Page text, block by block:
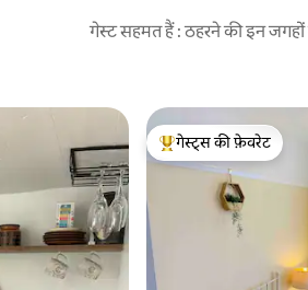
गेस्ट सहमत हैं : ठहरने की इन
गेस्ट्स का टॉप फ़ेवरेट
गेस्ट्स की फ़ेवरेट